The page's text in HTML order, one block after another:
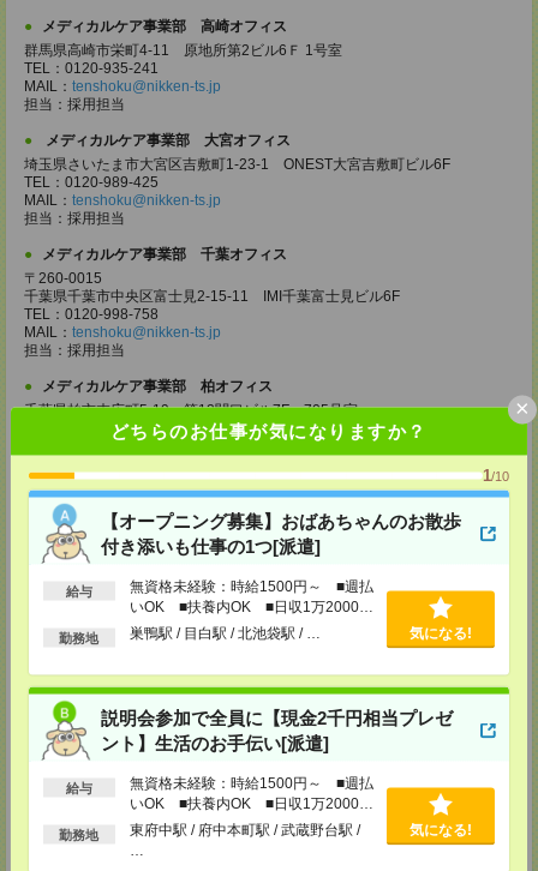
どちらのお仕事が気になりますか？
1/10
【オープニング募集】おばあちゃんのお散歩
付き添いも仕事の1つ[派遣]
給与
無資格未経験：時給1500円～ ■週払
いOK ■扶養内OK ■日収1万2000円
以上
勤務地 巣鴨駅 / 目白駅 / 北池袋駅 / … 気になる!
説明会参加で全員に【現金2千円相当プレゼ
ント】生活のお手伝い[派遣]
給与
無資格未経験：時給1500円～ ■週払
いOK ■扶養内OK ■日収1万2000円
以上
勤務地
東府中駅 / 府中本町駅 / 武蔵野台駅 /
気になる!
×
メディカルケア事業部 高崎オフィス
群馬県高崎市栄町4-11 原地所第2ビル6Ｆ 1号室
TEL：0120-935-241
MAIL： tenshoku@nikken-ts.jp
担当：採用担当
メディカルケア事業部 大宮オフィス
埼玉県さいたま市大宮区吉敷町1-23-1 ONEST大宮吉敷町ビル6F
TEL：0120-989-425
MAIL： tenshoku@nikken-ts.jp
担当：採用担当
メディカルケア事業部 千葉オフィス
〒260-0015
千葉県千葉市中央区富士見2-15-11 IMI千葉富士見ビル6F
TEL：0120-998-758
MAIL： tenshoku@nikken-ts.jp
担当：採用担当
メディカルケア事業部 柏オフィス
千葉県柏市末広町5-19 第12関口ビル7F 705号室
TEL：0120-935-218
tenshoku@nikken-ts.jp
メディカルケア事業部 新宿オフィス
東京都新宿区新宿2-3-10 新宿御苑ビル6階
TEL：0120-457-235
MAIL：tenshoku@nikken-ts.jp
メディカルケア事業部 立川事業所
東京都立川市錦町1-12-14
MAIL：tenshoku@nikken-ts.jp
担当：採用担当
メディカルケア事業部 町田オフィス
東京都町田市森野1-7-23 大樹生命町田ビル6F
MAIL：tenshoku@nikken-ts.jp
メディカルケア事業部 横浜オフィス